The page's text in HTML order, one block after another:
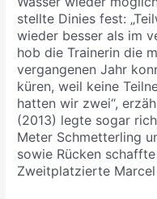
stellte Dinies fest:
wieder besser als im
hob die Trainerin die
vergangenen Jahr
küren, weil keine
hatten wir zwei“,
(2013) legte sogar
Meter Schmetterling
sowie Rücken
Zweitplatzierte